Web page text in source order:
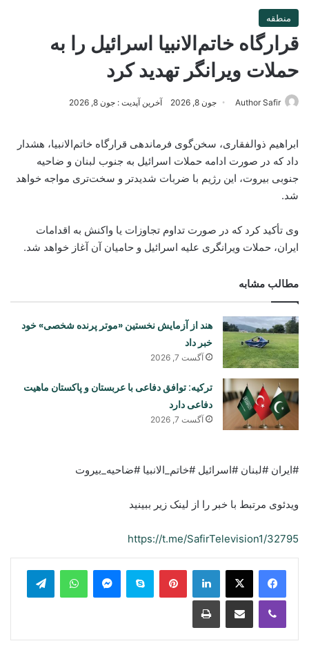
منطقه
قرارگاه خاتم‌الانبیا اسرائیل را به
حملات ویرانگر تهدید کرد
Author Safir جون 8, 2026 آخرین آپدیت : جون 8, 2026
ابراهیم ذوالفقاری، سخن‌گوی فرماندهی قرارگاه خاتم‌الانبیا، هشدار
داد که در صورت ادامه حملات اسرائیل به جنوب لبنان و ضاحیه
جنوبی بیروت، این رژیم با ضربات شدیدتر و سخت‌تری مواجه خواهد
شد.
وی تأکید کرد که در صورت تداوم تجاوزات یا واکنش به اقدامات
ایران، حملات ویرانگری علیه اسرائیل و حامیان آن آغاز خواهد شد.
مطالب مشابه
هند از آزمایش نخستین «موتر پرنده شخصی» خود
خبر داد
آگست 7, 2026
ترکیه: توافق دفاعی با عربستان و پاکستان ماهیت
دفاعی دارد
آگست 7, 2026
#ایران #لبنان #اسرائیل #خاتم_الانبیا #ضاحیه_بیروت
ویدئوی مرتبط با خبر را از لینک زیر ببینید
https://t.me/SafirTelevision1/32795
LinkedIn
Pinterest
Skype
Messenger
WhatsApp
Viber
Share via Email
Print